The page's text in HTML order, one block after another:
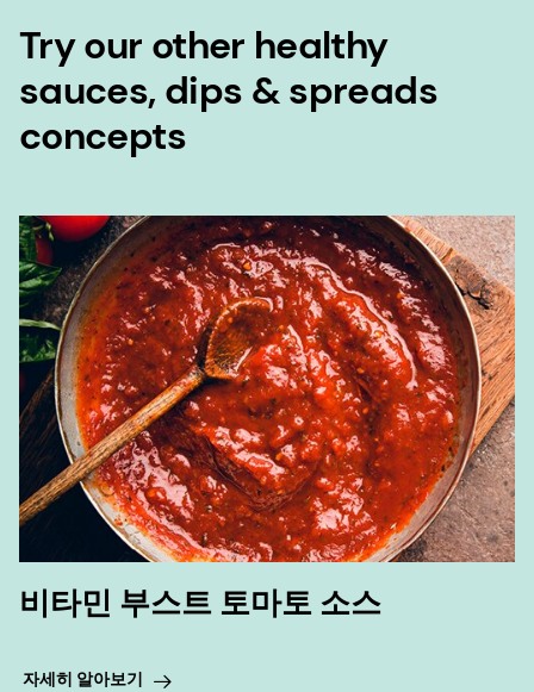
Try our other healthy
sauces, dips & spreads
concepts
비타민 부스트 토마토 소스
자세히 알아보기